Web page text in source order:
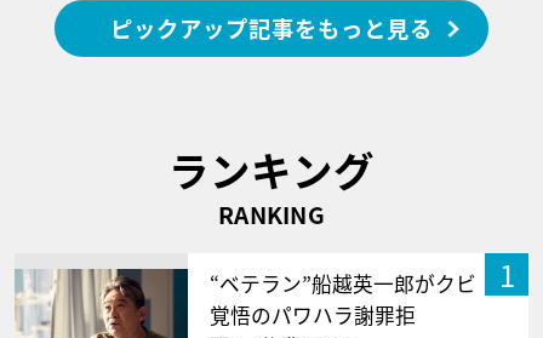
ピックアップ記事をもっと見る
ランキング
RANKING
1
“ベテラン”船越英一郎がクビ
覚悟のパワハラ謝罪拒